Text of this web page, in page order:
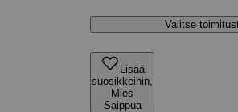
Valitse
Lisää
suosikkeihin,
Mies
Saippua